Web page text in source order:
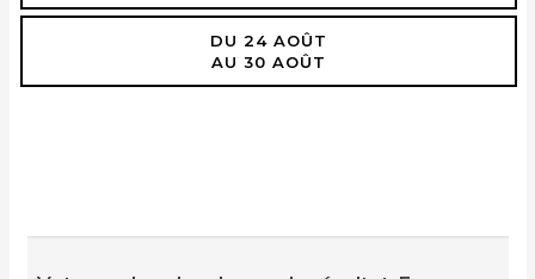
DU 24 AOÛT
AU 30 AOÛT